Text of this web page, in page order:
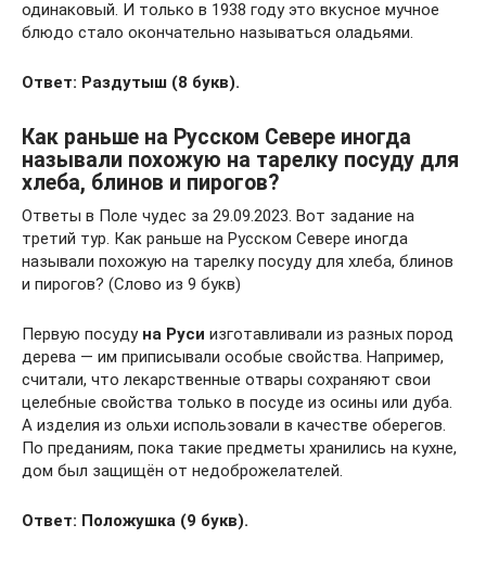
одинаковый. И только в 1938 году это вкусное мучное
блюдо стало окончательно называться оладьями.
Ответ: Раздутыш (8 букв).
Как раньше на Русском Севере иногда
называли похожую на тарелку посуду для
хлеба, блинов и пирогов?
Ответы в Поле чудес за 29.09.2023. Вот задание на
третий тур. Как раньше на Русском Севере иногда
называли похожую на тарелку посуду для хлеба, блинов
и пирогов? (Слово из 9 букв)
Первую посуду на Руси изготавливали из разных пород
дерева — им приписывали особые свойства. Например,
считали, что лекарственные отвары сохраняют свои
целебные свойства только в посуде из осины или дуба.
А изделия из ольхи использовали в качестве оберегов.
По преданиям, пока такие предметы хранились на кухне,
дом был защищён от недоброжелателей.
Ответ: Положушка (9 букв).